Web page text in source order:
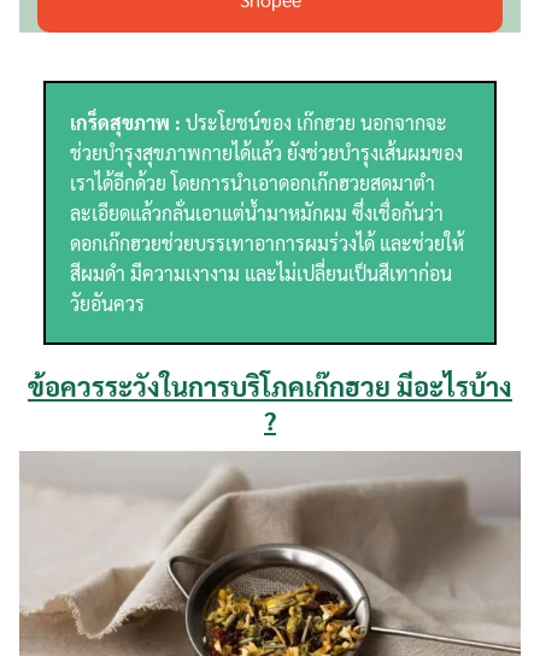
Search
for:
Search
เกร็ดสุขภาพ : ประโยชน์ของ เก๊กฮวย นอกจากจะ
ช่วยบำรุงสุขภาพกายได้แล้ว ยังช่วยบำรุงเส้นผมของ
เราได้อีกด้วย โดยการนำเอาดอกเก๊กฮวยสดมาตำ
ละเอียดแล้วกลั่นเอาแต่น้ำมาหมักผม ซึ่งเชื่อกันว่า
ดอกเก๊กฮวยช่วยบรรเทาอาการผมร่วงได้ และช่วยให้
สีผมดำ มีความเงางาม และไม่เปลี่ยนเป็นสีเทาก่อน
วัยอันควร
ข้อควรระวังในการบริโภคเก๊กฮวย มีอะไรบ้าง
?